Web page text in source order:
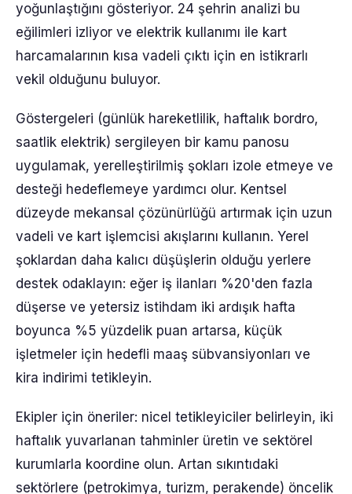
yoğunlaştığını gösteriyor. 24 şehrin analizi bu
eğilimleri izliyor ve elektrik kullanımı ile kart
harcamalarının kısa vadeli çıktı için en istikrarlı
vekil olduğunu buluyor.
Göstergeleri (günlük hareketlilik, haftalık bordro,
saatlik elektrik) sergileyen bir kamu panosu
uygulamak, yerelleştirilmiş şokları izole etmeye ve
desteği hedeflemeye yardımcı olur. Kentsel
düzeyde mekansal çözünürlüğü artırmak için uzun
vadeli ve kart işlemcisi akışlarını kullanın. Yerel
şoklardan daha kalıcı düşüşlerin olduğu yerlere
destek odaklayın: eğer iş ilanları %20'den fazla
düşerse ve yetersiz istihdam iki ardışık hafta
boyunca %5 yüzdelik puan artarsa, küçük
işletmeler için hedefli maaş sübvansiyonları ve
kira indirimi tetikleyin.
Ekipler için öneriler: nicel tetikleyiciler belirleyin, iki
haftalık yuvarlanan tahminler üretin ve sektörel
kurumlarla koordine olun. Artan sıkıntıdaki
sektörlere (petrokimya, turizm, perakende) öncelik